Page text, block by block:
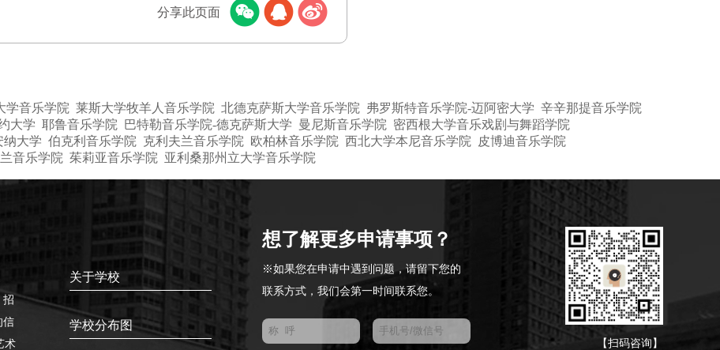
分享此页面
学音乐学院 莱斯大学牧羊人音乐学院 北德克萨斯大学音乐学院 弗罗斯特音乐学院-迈阿密大学 辛辛那提音乐学院
大学 耶鲁音乐学院 巴特勒音乐学院-德克萨斯大学 曼尼斯音乐学院 密西根大学音乐戏剧与舞蹈学院
纳大学 伯克利音乐学院 克利夫兰音乐学院 欧柏林音乐学院 西北大学本尼音乐学院
皮博迪音乐学院
音乐学院 茱莉亚音乐学院 亚利桑那州立大学音乐学院
招
信
术
关于学校
学校分布图
想了解更多申请事项？
※如果您在申请中遇到问题，请留下您的
联系方式，我们会第一时间联系您。
【扫码咨询】